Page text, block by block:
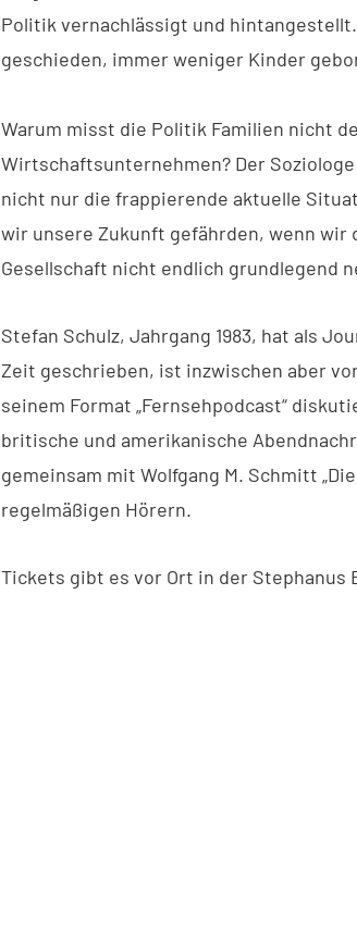
Politik vernachlässigt und
geschieden, immer weniger Kinder
Warum misst die Politik Familien nicht
Wirtschaftsunternehmen? Der
nicht nur die frappierende aktuelle
wir unsere Zukunft gefährden, wenn wir
Gesellschaft nicht endlich grundlegend
Stefan Schulz, Jahrgang 1983, hat als
Zeit geschrieben, ist inzwischen aber
seinem Format „Fernsehpodcast“
britische und amerikanische
gemeinsam mit Wolfgang M. Schmitt
regelmäßigen Hörern.
Tickets gibt es vor Ort in der Stephanus